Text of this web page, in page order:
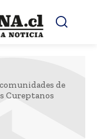
de
Cureptanos